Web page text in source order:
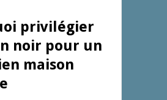
privilégier
noir pour un
maison